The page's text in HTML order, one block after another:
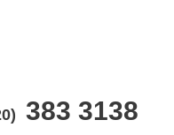
383 3138